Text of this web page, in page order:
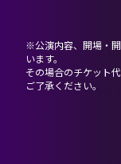
※公演内容、開場・
います。
その場合のチケット
ご了承ください。